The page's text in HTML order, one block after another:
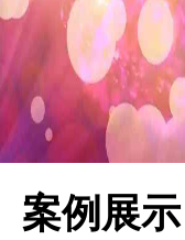
案例展示